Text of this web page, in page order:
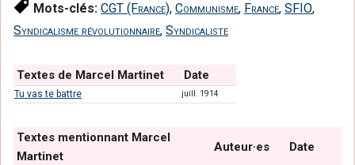
Mots-clés: CGT (France), Communisme, France, SFIO,
Syndicalisme révolutionnaire, Syndicaliste
Textes de Marcel Martinet Date
Tu vas te battre juill. 1914
Textes mentionnant Marcel
Martinet
Auteur·es Date